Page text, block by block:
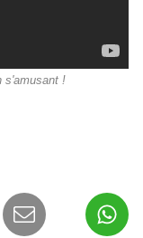
s'amusant !